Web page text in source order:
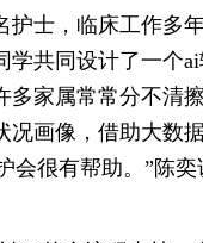
士，临床工作多
学共同设计了一个
多家属常常分不清
画像，借助大数
会很有帮助。”陈奕